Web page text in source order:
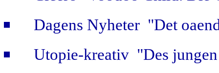
Dagens Nyheter "Det
Utopie-kreativ "Des